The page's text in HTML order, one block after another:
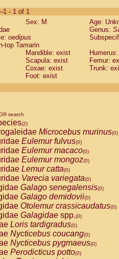
Saguinus labiatus(0)
Saguinus leucopus (0)
Saguinus mystax
Saguinus nigricollis (1)
Saguinus oedipus
Saguinus weddelli
Saguinusspp.
Cebus capucinus
Cebus nigrivittatus
Cebus spp.(0)
Saimiri boliviensis(0)
Saimiri sciureus(0)
Alouatta caraya(0)
Alouatta fusca(0)
Alouatta seniculus(0)
Alouattaspp.(0)
Ateles belzebuth(0)
Ateles geoffroyi(0)
Ateles paniscus(0)
Atelesspp.(0)
Lagothrix lagothricha(0)
Lagothrix lagothricha cana
Cacajao calvus
1 - 1 of 1
Sex: M
Age:
Genus:
oedipus
top Tamarin
Mandible: exist
Scapula: exist
Femur:
Coxae: exist
Trunk:
Foot: exist
search
(2)
Microcebus murinus(0)
Eulemur fulvus(0)
Eulemur macaco(0)
Eulemur mongoz(0)
Lemur catta(0)
Varecia variegata(0)
Galago senegalensis(0)
Galago demidovii(0)
Otolemur crassicaudatus(0)
Galagidae spp.(0)
Loris tardigradus(0)
Nycticebus coucang(0)
Nycticebus pygmaeus(0)
Perodicticus potto(0)